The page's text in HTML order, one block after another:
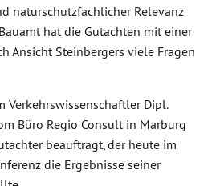
naturschutzfachlicher Relevanz
hat die Gutachten mit einer
Ansicht Steinbergers viele Fragen
Verkehrswissenschaftler Dipl.
Büro Regio Consult in Marburg
beauftragt, der heute im
die Ergebnisse seiner